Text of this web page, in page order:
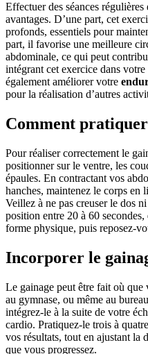
Effectuer des séances
avantages. D’une part, cet
profonds, essentiels pour
part, il favorise une meilleure
abdominale, ce qui peut
intégrant cet exercice dans
également améliorer votre
pour la réalisation d’autres
Comment
Pour réaliser correctement le
positionner sur le ventre, les
épaules. En contractant vos
hanches, maintenez le corps en
Veillez à ne pas creuser le dos
position entre 20 à 60
forme physique, puis reposez-
Incorporer le
Le gainage peut être fait où que
au gymnase, ou même au
intégrez-le à la suite de votre
cardio. Pratiquez-le trois à
vos résultats, tout en ajustant la
que vous progressez.